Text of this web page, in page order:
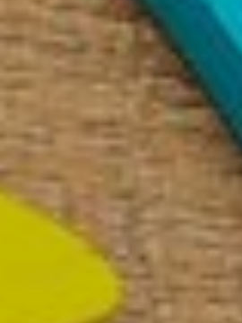
KOVISIOONID
KOOLITUSED
Spetsialistid
TÖNK
EKSPERTIDE